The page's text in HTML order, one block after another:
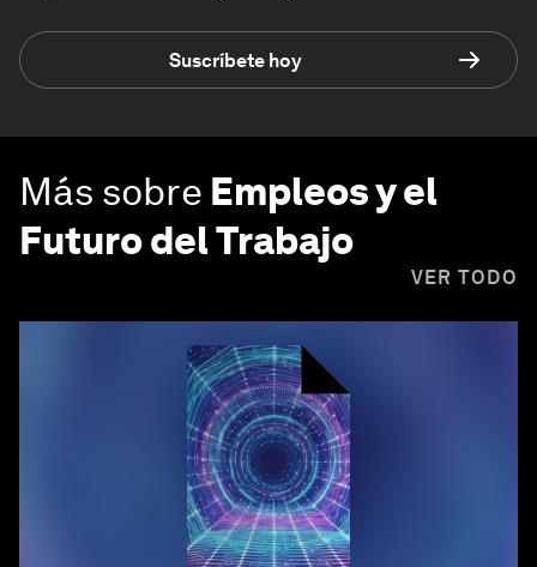
Suscríbete hoy
Más sobre Empleos y el
Futuro del Trabajo
VER TODO